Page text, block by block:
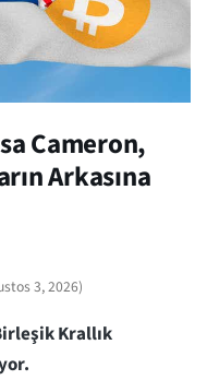
Cameron,
Arkasına
3, 2026)
Krallık